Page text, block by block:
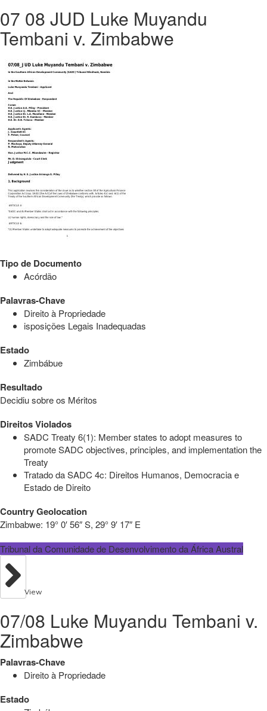
07 08 JUD Luke Muyandu
Tembani v. Zimbabwe
Tipo de Documento
Acórdão
Palavras-Chave
Direito à Propriedade
isposições Legais Inadequadas
Estado
Zimbábue
Resultado
Decidiu sobre os Méritos
Direitos Violados
SADC Treaty 6(1): Member states to adopt measures to
promote SADC objectives, principles, and implementation the
Treaty
Tratado da SADC 4c: Direitos Humanos, Democracia e
Estado de Direito
Country Geolocation
Zimbabwe: 19° 0′ 56″ S, 29° 9′ 17″ E
Tribunal da Comunidade de Desenvolvimento da África Austral
View
07/08 Luke Muyandu Tembani v.
Zimbabwe
Palavras-Chave
Direito à Propriedade
Estado